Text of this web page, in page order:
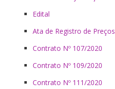
Edital
Ata de Registro de Preços
Contrato Nº 107/2020
Contrato Nº 109/2020
Contrato Nº 111/2020